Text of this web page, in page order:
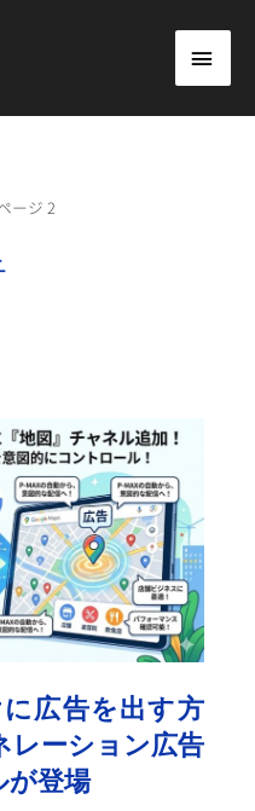
メ
イ
ージ 2
広告を出す方
レーション広告
が登場